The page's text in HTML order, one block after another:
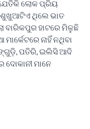
ଲୋକ ପ୍ରିୟ
ଥିଲେ ଭାତ
ବାରିକପୁର ହାଟରେ ମିଳୁଛି
ନାହିଁ ନଥିବା
ପତିରି, ଇଲିସି ଆଦି
ମାନେ